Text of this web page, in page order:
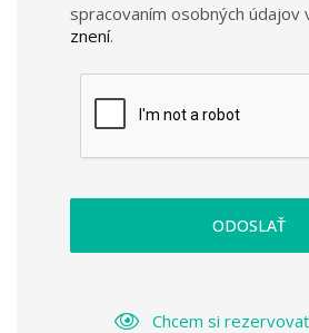
spracovaním osobných údajov
znení.
ODOSLAŤ
Chcem si